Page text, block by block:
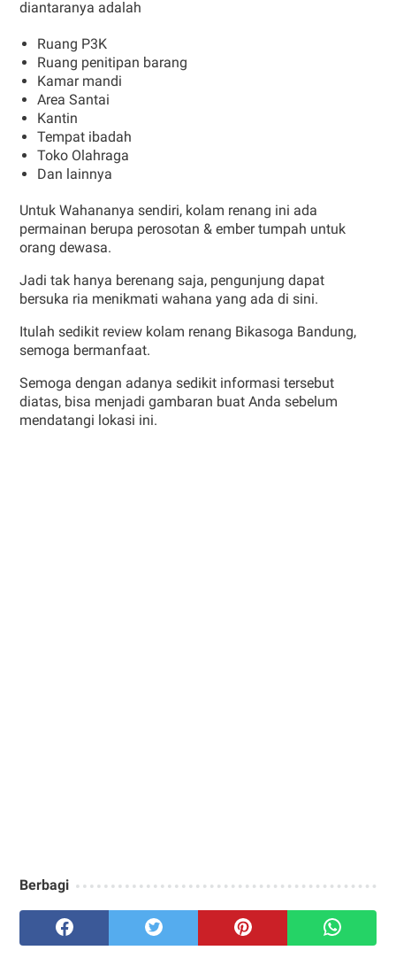
diantaranya adalah
Ruang P3K
Ruang penitipan barang
Kamar mandi
Area Santai
Kantin
Tempat ibadah
Toko Olahraga
Dan lainnya
Untuk Wahananya sendiri, kolam renang ini ada
permainan berupa perosotan & ember tumpah untuk
orang dewasa.
Jadi tak hanya berenang saja, pengunjung dapat
bersuka ria menikmati wahana yang ada di sini.
Itulah sedikit review kolam renang Bikasoga Bandung,
semoga bermanfaat.
Semoga dengan adanya sedikit informasi tersebut
diatas, bisa menjadi gambaran buat Anda sebelum
mendatangi lokasi ini.
Berbagi